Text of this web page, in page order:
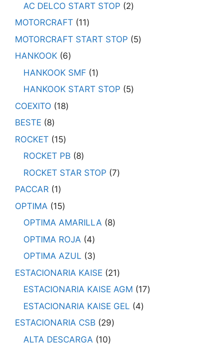
AC DELCO START STOP
2
MOTORCRAFT
11
MOTORCRAFT START STOP
5
HANKOOK 6
HANKOOK SMF
1
HANKOOK START STOP
5
COEXITO
18
BESTE
8
ROCKET
15
ROCKET PB
8
ROCKET STAR STOP 7
PACCAR 1
OPTIMA
15
OPTIMA AMARILLA
8
OPTIMA ROJA
4
OPTIMA AZUL
3
ESTACIONARIA KAISE
21
ESTACIONARIA KAISE AGM
17
ESTACIONARIA KAISE GEL
4
ESTACIONARIA CSB
29
ALTA DESCARGA
10